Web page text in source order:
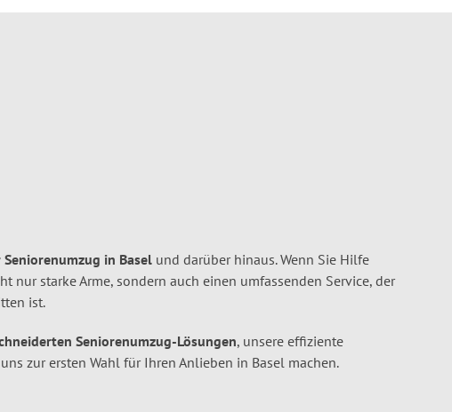
in Basel und darüber hinaus. Wenn Sie Hilfe
nur starke Arme, sondern auch einen umfassenden Service, der
ist.
Seniorenumzug-Lösungen, unsere effiziente
zur ersten Wahl für Ihren Anlieben in Basel machen.